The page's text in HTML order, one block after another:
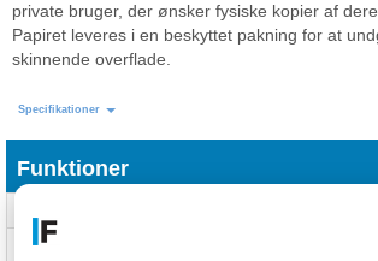
private bruger, der ønsker fysiske kopier af
Papiret leveres i en beskyttet pakning for at
skinnende overflade.
Specifikationer
Funktioner
Finish type